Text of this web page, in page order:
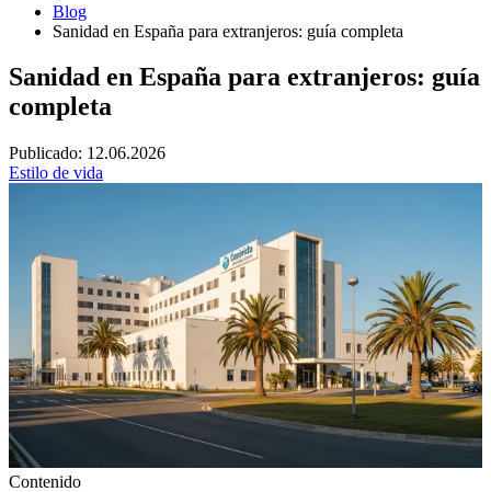
Blog
Sanidad en España para extranjeros: guía completa
Sanidad en España para extranjeros: guía
completa
Publicado: 12.06.2026
Estilo de vida
Contenido